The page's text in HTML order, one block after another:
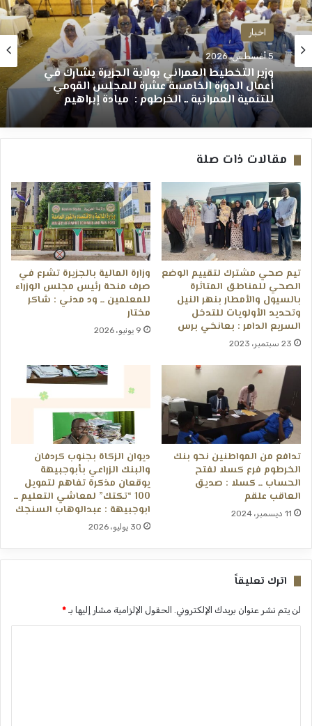
اخبار
5 أغسطس، 2026
وزير التخطيط العمراني بولاية الجزيرة يشارك في
أعمال الدورة الخامسة عشرة للمجلس القومي
للتنمية العمرانية ــ الخرطوم : ميادة إبراهيم
مقالات ذات صلة
تيم صحي مشترك لتقييم الوضع
الصحي للمناطق المتاثرة
بالسيول والأمطار بنهر النيل
وتحديد الأولويات للتدخل
السريع الدامر : بعانخي برس
23 سبتمبر، 2023
وزارة المالية بالجزيرة تشرع في
صرف منحة رئيس مجلس الوزراء
للمعلمين ــ ود مدني : شاكر
مختار
9 يونيو، 2026
تدافع من المواطنين نحو بنك
الخرطوم فرع كسلا لفتح
الحساب ــ كسلا : صديق
العاقب علقم
11 ديسمبر، 2024
ديوان الزكاة بجنوب كردفان
والبنك الزراعي بأبوجبيهة
يوقعان مذكرة تفاهم لتمويل
100 “تكتك” لمعاشي التعليم ــ
ابوجبيهة : عبدالوهاب السنجك
30 يوليو، 2026
اترك تعليقاً
لن يتم نشر عنوان بريدك الإلكتروني. الحقول الإلزامية مشار إليها بـ *